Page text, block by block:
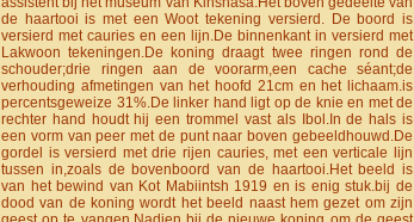
de haartooi is met een Woot tekening versierd. De boord is
versierd met cauries en een lijn.De binnenkant in versierd met
Lakwoon tekeningen.De koning draagt twee ringen rond de
schouder;drie ringen aan de voorarm,een cache séant;de
verhouding afmetingen van het hoofd 21cm en het lichaam.is
percentsgeweize 31%.De linker hand ligt op de knie en met de
rechter hand houdt hij een trommel vast als Ibol.In de hals is
een vorm van peer met de punt naar boven gebeeldhouwd.De
gordel is versierd met drie rijen cauries, met een verticale lijn
tussen in,zoals de bovenboord van de haartooi.Het beeld is
van het bewind van Kot Mabiintsh 1919 en is enig stuk.bij de
dood van de koning wordt het beeld naast hem gezet om zijn